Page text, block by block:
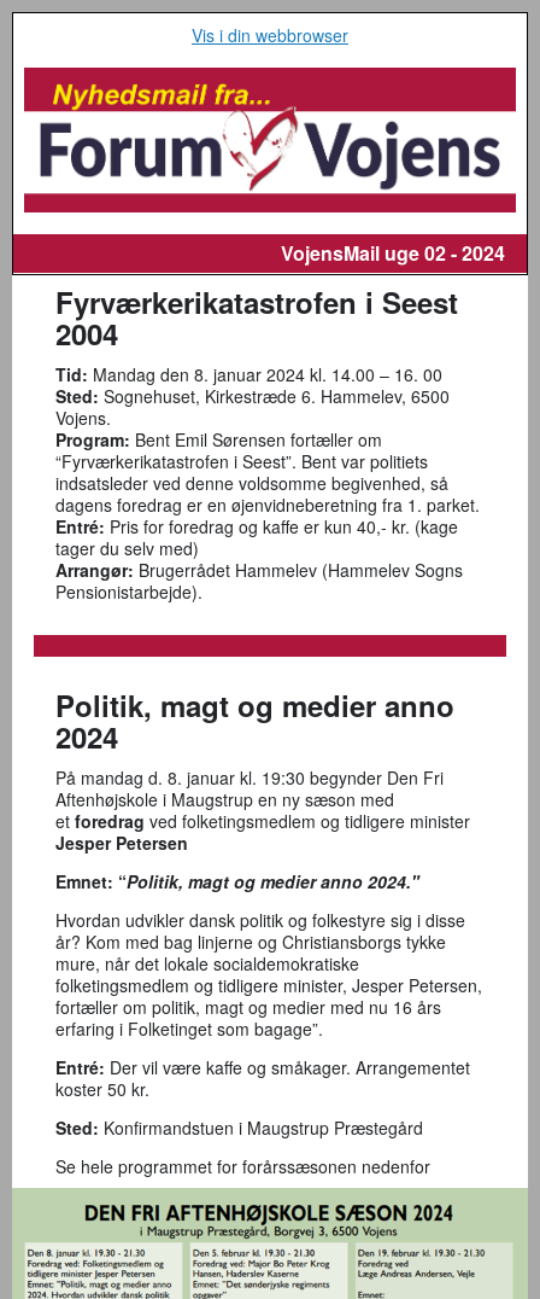
Vis i din webbrowser
VojensMail uge 02 - 2024
Fyrværkerikatastrofen i Seest
2004
Tid: Mandag den 8. januar 2024 kl. 14.00 – 16. 00
Sted: Sognehuset, Kirkestræde 6. Hammelev, 6500
Vojens.
Program: Bent Emil Sørensen fortæller om
“Fyrværkerikatastrofen i Seest”. Bent var politiets
indsatsleder ved denne voldsomme begivenhed, så
dagens foredrag er en øjenvidneberetning fra 1. parket.
Entré: Pris for foredrag og kaffe er kun 40,- kr. (kage
tager du selv med)
Arrangør: Brugerrådet Hammelev (Hammelev Sogns
Pensionistarbejde).
Politik, magt og medier anno
2024
På mandag d. 8. januar kl. 19:30 begynder Den Fri
Aftenhøjskole i Maugstrup en ny sæson med
et foredrag ved folketingsmedlem og tidligere minister
Jesper Petersen
Emnet: “Politik, magt og medier anno 2024."
Hvordan udvikler dansk politik og folkestyre sig i disse
år? Kom med bag linjerne og Christiansborgs tykke
mure, når det lokale socialdemokratiske
folketingsmedlem og tidligere minister, Jesper Petersen,
fortæller om politik, magt og medier med nu 16 års
erfaring i Folketinget som bagage”.
Entré: Der vil være kaffe og småkager. Arrangementet
koster 50 kr.
Sted: Konfirmandstuen i Maugstrup Præstegård
Se hele programmet for forårssæsonen nedenfor